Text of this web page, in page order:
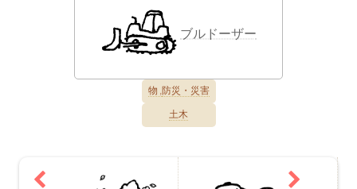
ブルドーザー
物 防災・災害
土木